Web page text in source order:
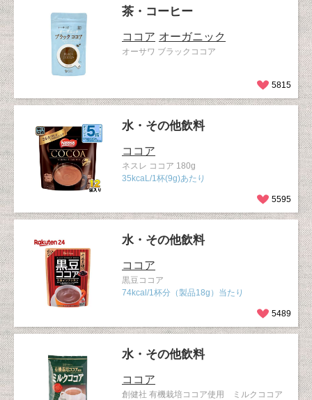
茶・コーヒー
ココア オーガニック
オーサワ ブラックココア
5815
水・その他飲料
ココア
ネスレ ココア 180g
35kcaL/1杯(9g)あたり
5595
水・その他飲料
ココア
黒豆ココア
74kcal/1杯分（製品18g）当たり
5489
水・その他飲料
ココア
創健社 有機栽培ココア使用 ミルクココア